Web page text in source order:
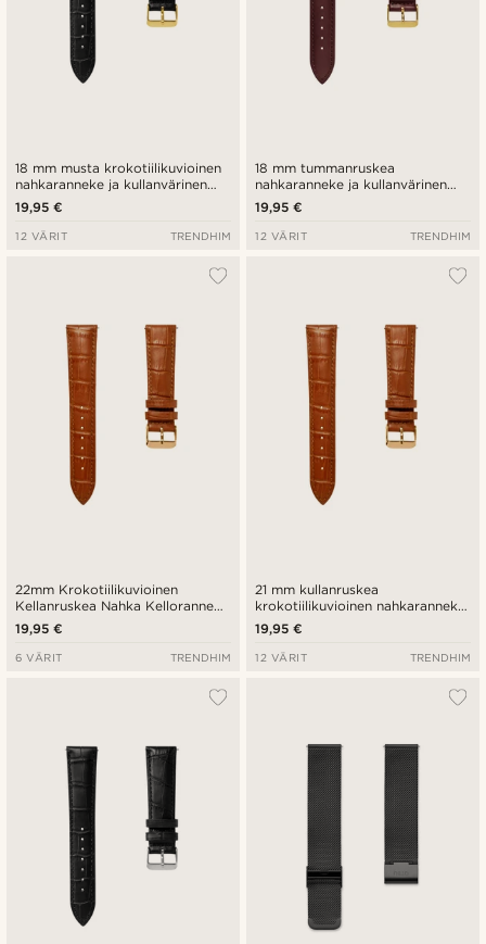
18 mm musta krokotiilikuvioinen
nahkaranneke ja kullanvärinen
solki - pikalukitus
19,95 €
12 VÄRIT TRENDHIM
18 mm tummanruskea
nahkaranneke ja kullanvärinen
solki - pikalukitus
19,95 €
12 VÄRIT TRENDHIM
22mm Krokotiilikuvioinen
Kellanruskea Nahka Kelloranneke
Ruusukultaisella Soljella –
pikakiinnitys
19,95 €
6 VÄRIT TRENDHIM
21 mm kullanruskea
krokotiilikuvioinen nahkaranneke
ja ruusukullan värinen solki -
pikalukitus
19,95 €
12 VÄRIT TRENDHIM